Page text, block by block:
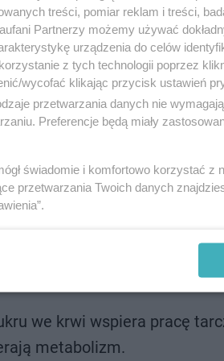
są najzdrowsze
leczenia i poprawie
zauważa poprawę objawów
się nietolerancje pokarmowe,
we krwi wspiera pracę
metabolizm.
treści, pomiar reklam i treści,
Partnerzy możemy używać
urządzenia do celów
z tych technologii poprzez
wycofać klikając przycisk ustawień
przetwarzania danych nie
Preferencje będą miały
świadomie i komfortowo korzystać z
przetwarzania Twoich danych